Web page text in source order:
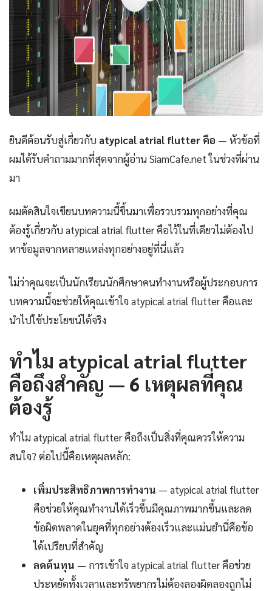
ยินดีต้อนรับสู่เกี่ยวกับ atypical atrial flutter คือ — หัวข้อที่
ผมได้รับคำถามมากที่สุดจากผู้อ่าน SiamCafe.net ในช่วงที่ผ่าน
มา
ผมตัดสินใจเขียนบทความนี้ขึ้นมาเพื่อรวบรวมทุกอย่างที่คุณ
ต้องรู้เกี่ยวกับ atypical atrial flutter คือไว้ในที่เดียวไม่ต้องไป
หาข้อมูลจากหลายแหล่งทุกอย่างอยู่ที่นี่แล้ว
ไม่ว่าคุณจะเป็นนักเรียนนักศึกษาคนทำงานหรือผู้ประกอบการ
บทความนี้จะช่วยให้คุณเข้าใจ atypical atrial flutter คือและ
นำไปใช้ประโยชน์ได้จริง
ทำไม atypical atrial flutter
คือถึงสำคัญ — 6 เหตุผลที่คุณ
ต้องรู้
ทำไม atypical atrial flutter คือถึงเป็นสิ่งที่คุณควรให้ความ
สนใจ? ต่อไปนี้คือเหตุผลหลัก:
เพิ่มประสิทธิภาพการทำงาน — atypical atrial flutter
คือช่วยให้คุณทำงานได้เร็วขึ้นมีคุณภาพมากขึ้นและลด
ข้อผิดพลาดในยุคที่ทุกอย่างต้องเร็วและแม่นยำนี่คือข้อ
ได้เปรียบที่สำคัญ
ลดต้นทุน — การเข้าใจ atypical atrial flutter คือช่วย
ประหยัดทั้งเวลาและทรัพยากรไม่ต้องลองผิดลองถูกไม่